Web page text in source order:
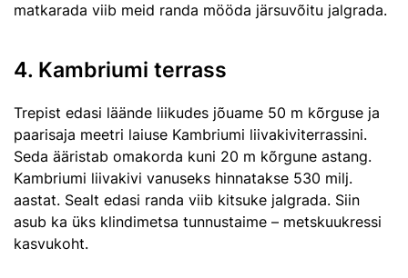
matkarada viib meid randa mööda järsuvõitu jalgrada.
4. Kambriumi terrass
Trepist edasi läände liikudes jõuame 50 m kõrguse ja
paarisaja meetri laiuse Kambriumi liivakiviterrassini.
Seda ääristab omakorda kuni 20 m kõrgune astang.
Kambriumi liivakivi vanuseks hinnatakse 530 milj.
aastat. Sealt edasi randa viib kitsuke jalgrada. Siin
asub ka üks klindimetsa tunnustaime – metskuukressi
kasvukoht.